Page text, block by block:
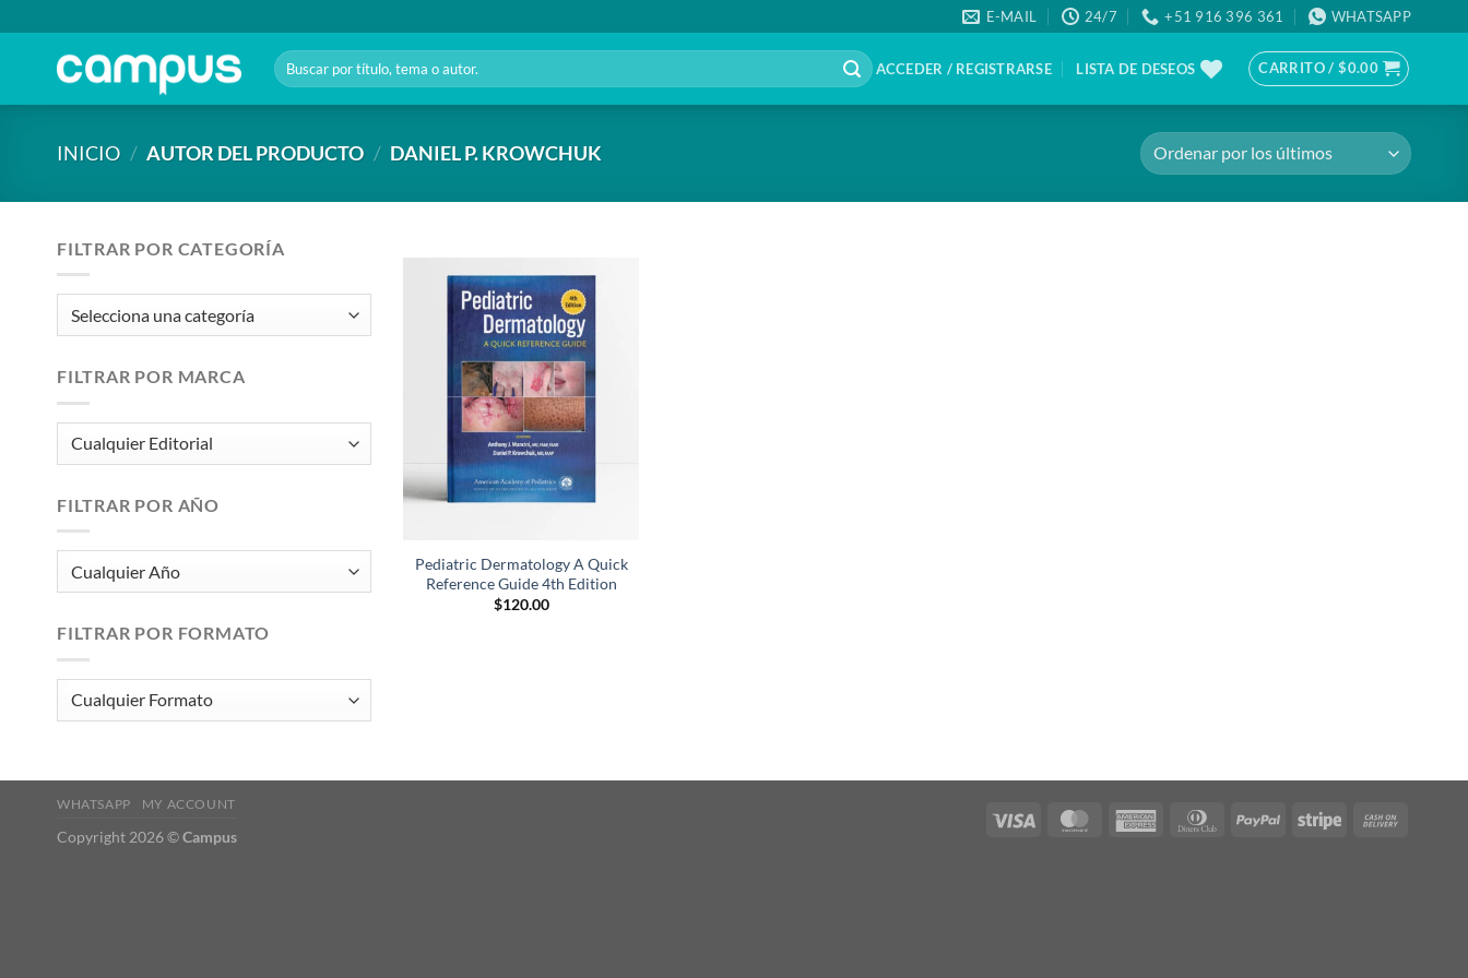
al
contenido
E-MAIL 24/7 +51 916 396 361 WHATSAPP
Buscar
por:
ACCEDER / REGISTRARSE LISTA DE DESEOS CARRITO /$0.00
INICIO / AUTOR DEL PRODUCTO / DANIEL P. KROWCHUK
FILTRAR POR CATEGORÍA
FILTRAR POR MARCA
FILTRAR POR AÑO
FILTRAR POR FORMATO
Añadir
lista de
deseos
Pediatric Dermatology A Quick
Reference Guide 4th Edition
$120.00
WHATSAPP MY ACCOUNT
Copyright 2026 ©Campus